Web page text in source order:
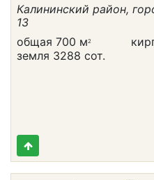
Калининский район,
13
общая 700 м2
земля 3288 сот.